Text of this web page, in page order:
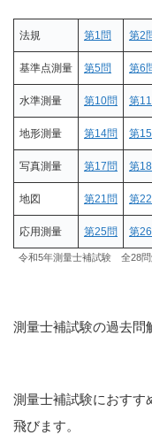
法規 第1問 第2
基準点測量 第5問 第6
水準測量 第10問 第
地形測量 第14問 第
写真測量 第17問 第
地図 第21問 第
応用測量 第25問 第
令和5年測量士補試験 全28問
測量士補試験の過去問
測量士補試験におす
飛びます。